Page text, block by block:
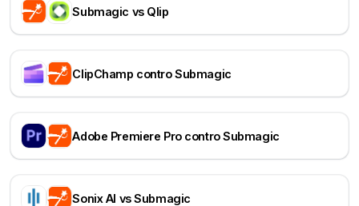
Submagic vs Qlip
ClipChamp contro Submagic
Adobe Premiere Pro contro Submagic
Sonix AI vs Submagic